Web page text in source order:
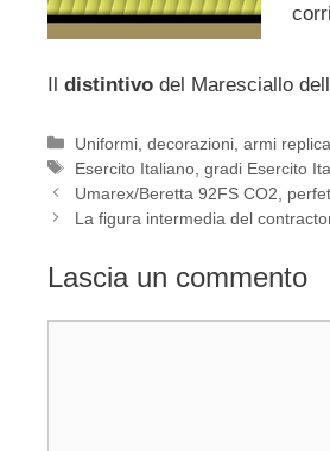
Il distintivo del Maresciallo
Categorie
Uniformi, decorazioni, armi replica
Tag
Esercito Italiano ,gradi Esercito
Umarex/Beretta 92FS CO2,
La figura intermedia del
Lascia un commento